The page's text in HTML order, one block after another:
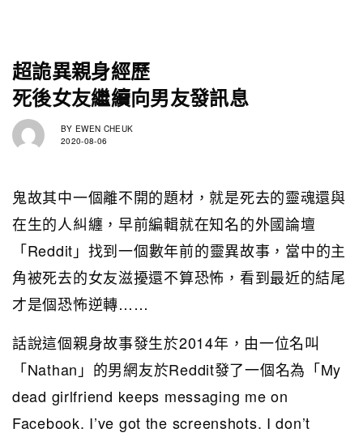
超詭異親身經歷
死後女友繼續向男友發訊息
BY EWEN CHEUK
2020-08-06
鬼故其中一個離不開的題材，就是死去的靈魂還與
在生的人糾纏，早前編輯就在知名的外國論壇
「Reddit」找到一個數年前的靈異故事，當中的主
角被死去的女友滋擾還不算恐怖，看到最近的結尾
才是個恐怖逆轉……
話說這個親身故事發生於2014年，由一位名叫
「Nathan」的男網友於Reddit發了一個名為「My
dead girlfriend keeps messaging me on
Facebook. I’ve got the screenshots. I don’t